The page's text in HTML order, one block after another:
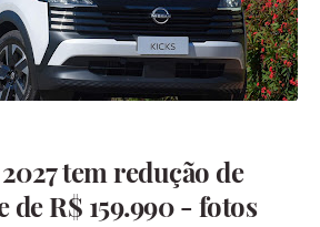
tem redução de
de R$ 159.990 - fotos